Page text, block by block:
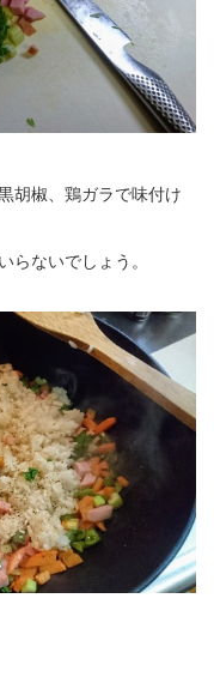
胡椒、鶏ガラで味付け
らないでしょう。